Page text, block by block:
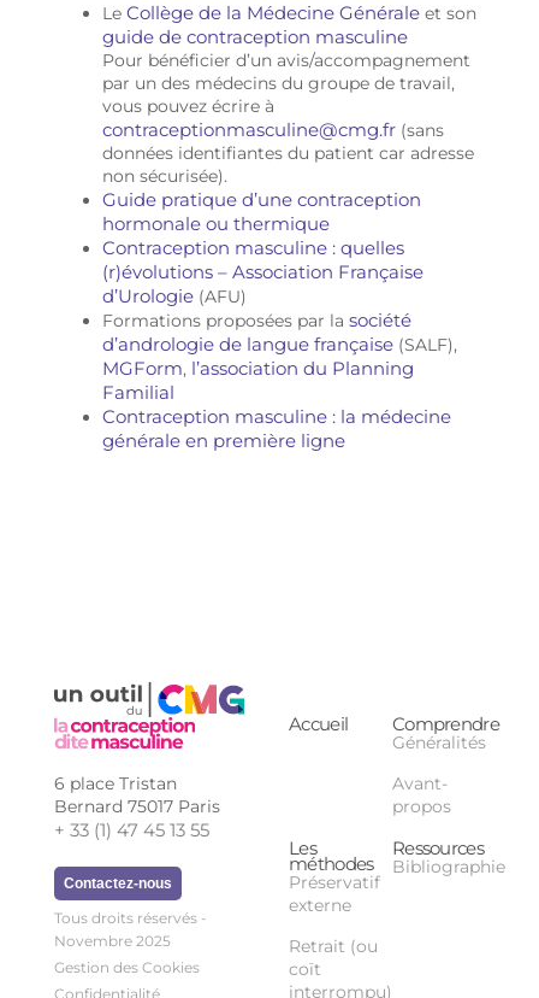
Le Collège de la Médecine Généraleet son
guide de contraception masculine
Pour bénéficier d’un avis/accompagnement
par un des médecins du groupe de travail,
vous pouvez écrire à
contraceptionmasculine@cmg.fr(sans
données identifiantes du patient car adresse
non sécurisée).
Guide pratique d’une contraception
hormonale ou thermique
Contraception masculine : quelles
(r)évolutions – Association Française
d’Urologie(AFU)
Formations proposées par la société
d’andrologie de langue française(SALF),
MGForm, l’association du Planning
Familial
Contraception masculine : la médecine
générale en première ligne
6 place Tristan
Bernard 75017 Paris
+ 33 (1) 47 45 13 55
Contactez-nous
Tous droits réservés -
Novembre 2025
Gestion des Cookies
Confidentialité
Accueil Comprendre
Généralités
Avant-
propos
Les
méthodes
Préservatif
externe
Retrait (ou
coït
interrompu)
Ressources
Bibliographie